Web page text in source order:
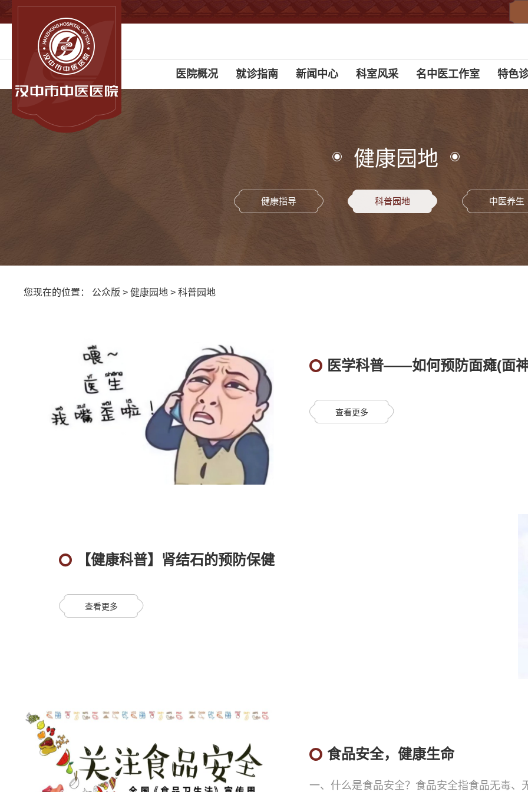
医院概况 就诊指南 新闻中心 科室风采 名中医工作室 特色
健康园地
健康指导 科普园地 中医养生
您现在的位置： 公众版 > 健康园地 > 科普园地
医学科普——如何预防面瘫(面
查看更多
【健康科普】肾结石的预防保健
查看更多
食品安全，健康生命
一、什么是食品安全？食品安全指食品无毒